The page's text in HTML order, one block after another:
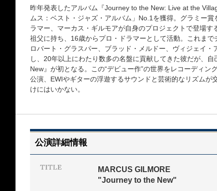
昨年発表したアルバム『Journey to the New: Live at the
ムス：ベスト・ジャズ・アルバム」No.1を獲得。グラミー
ラマー、マーカス・ギルモアが自身のプロジェクトで登場
祖父に持ち、16歳からプロ・ドラマーとして活動。これま
ロバート・グラスパー、ブラッド・メルドー、ヴィジェイ
し、20年以上にわたり数多の名盤に貢献してきた彼だが、
New』が初となる。この“デビュー作”の世界をレコーディン
公演、EWIやギターの浮遊するサウンドと芸術的なリズムが
けにはいかない。
公演詳細情報
MARCUS GILMORE
"Journey to the New"